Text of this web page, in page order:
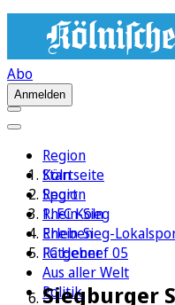
Abo
Anmelden
Region
Köln
Sport
1. FC Köln
Erleben
Ratgeber
Aus aller Welt
Politik
Startseite
Region
Rhein-Sieg
Rhein-Sieg-
FC Hennef 05
Siegburger